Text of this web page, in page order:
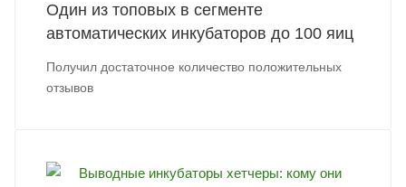
Один из топовых в сегменте
автоматических инкубаторов до 100 яиц
Получил достаточное количество положительных
отзывов